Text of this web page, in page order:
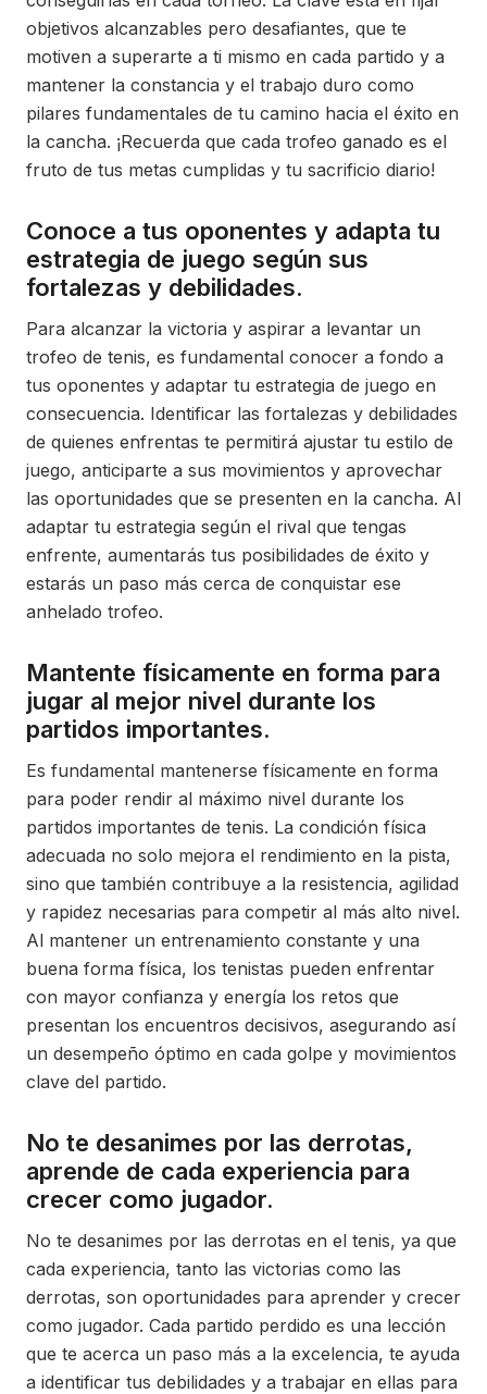
objetivos alcanzables pero desafiantes, que te
motiven a superarte a ti mismo en cada partido y a
mantener la constancia y el trabajo duro como
pilares fundamentales de tu camino hacia el éxito en
la cancha. ¡Recuerda que cada trofeo ganado es el
fruto de tus metas cumplidas y tu sacrificio diario!
Conoce a tus oponentes y adapta tu
estrategia de juego según sus
fortalezas y debilidades.
Para alcanzar la victoria y aspirar a levantar un
trofeo de tenis, es fundamental conocer a fondo a
tus oponentes y adaptar tu estrategia de juego en
consecuencia. Identificar las fortalezas y debilidades
de quienes enfrentas te permitirá ajustar tu estilo de
juego, anticiparte a sus movimientos y aprovechar
las oportunidades que se presenten en la cancha. Al
adaptar tu estrategia según el rival que tengas
enfrente, aumentarás tus posibilidades de éxito y
estarás un paso más cerca de conquistar ese
anhelado trofeo.
Mantente físicamente en forma para
jugar al mejor nivel durante los
partidos importantes.
Es fundamental mantenerse físicamente en forma
para poder rendir al máximo nivel durante los
partidos importantes de tenis. La condición física
adecuada no solo mejora el rendimiento en la pista,
sino que también contribuye a la resistencia, agilidad
y rapidez necesarias para competir al más alto nivel.
Al mantener un entrenamiento constante y una
buena forma física, los tenistas pueden enfrentar
con mayor confianza y energía los retos que
presentan los encuentros decisivos, asegurando así
un desempeño óptimo en cada golpe y movimientos
clave del partido.
No te desanimes por las derrotas,
aprende de cada experiencia para
crecer como jugador.
No te desanimes por las derrotas en el tenis, ya que
cada experiencia, tanto las victorias como las
derrotas, son oportunidades para aprender y crecer
como jugador. Cada partido perdido es una lección
que te acerca un paso más a la excelencia, te ayuda
a identificar tus debilidades y a trabajar en ellas para